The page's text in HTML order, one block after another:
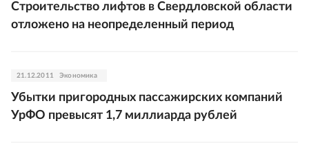
Строительство лифтов в Свердловской области
отложено на неопределенный период
21.12.2011 Экономика
Убытки пригородных пассажирских компаний
УрФО превысят 1,7 миллиарда рублей